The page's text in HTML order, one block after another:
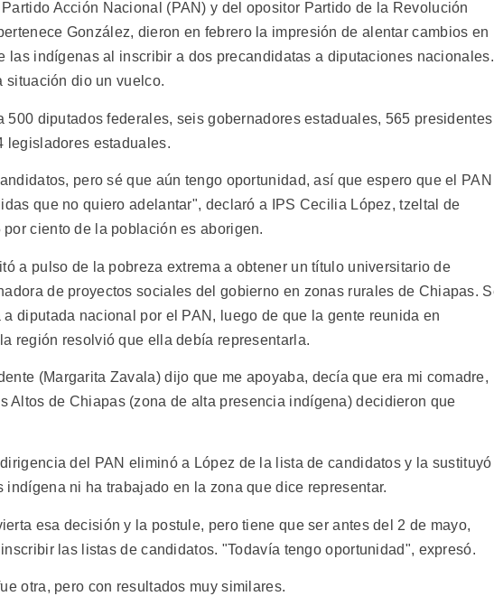
Acción Nacional (PAN) y del opositor Partido de la Revolución
González, dieron en febrero la impresión de alentar cambios en
las indígenas al inscribir a dos precandidatas a diputaciones nacionales.
situación dio un vuelco.
500 diputados federales, seis gobernadores estaduales, 565 presidentes
legisladores estaduales.
pero sé que aún tengo oportunidad, así que espero que el PAN
que no quiero adelantar", declaró a IPS Cecilia López, tzeltal de
ciento de la población es aborigen.
a pulso de la pobreza extrema a obtener un título universitario de
de proyectos sociales del gobierno en zonas rurales de Chiapas.
diputada nacional por el PAN, luego de que la gente reunida en
región resolvió que ella debía representarla.
(Margarita Zavala) dijo que me apoyaba, decía que era mi comadre,
Altos de Chiapas (zona de alta presencia indígena) decidieron que
del PAN eliminó a López de la lista de candidatos y la sustituyó
indígena ni ha trabajado en la zona que dice representar.
esa decisión y la postule, pero tiene que ser antes del 2 de mayo,
las listas de candidatos. "Todavía tengo oportunidad", expresó.
otra, pero con resultados muy similares.